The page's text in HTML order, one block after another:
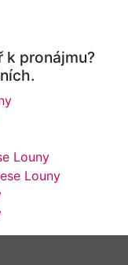
k pronájmu?
Louny
Louny